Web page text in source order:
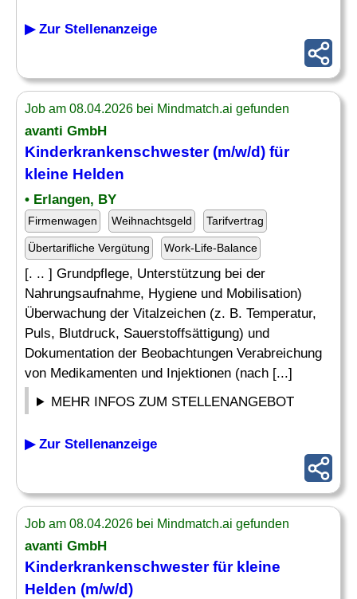
▶ Zur Stellenanzeige
Job am 08.04.2026 bei Mindmatch.ai gefunden
avanti GmbH
Kinderkrankenschwester (m/w/d) für
kleine Helden
• Erlangen, BY
Firmenwagen Weihnachtsgeld Tarifvertrag
Übertarifliche Vergütung Work-Life-Balance
[. .. ] Grundpflege, Unterstützung bei der
Nahrungsaufnahme, Hygiene und Mobilisation)
Überwachung der Vitalzeichen (z. B. Temperatur,
Puls, Blutdruck, Sauerstoffsättigung) und
Dokumentation der Beobachtungen Verabreichung
von Medikamenten und Injektionen (nach [...]
MEHR INFOS ZUM STELLENANGEBOT
▶ Zur Stellenanzeige
Job am 08.04.2026 bei Mindmatch.ai gefunden
avanti GmbH
Kinderkrankenschwester für kleine
Helden (m/w/d)